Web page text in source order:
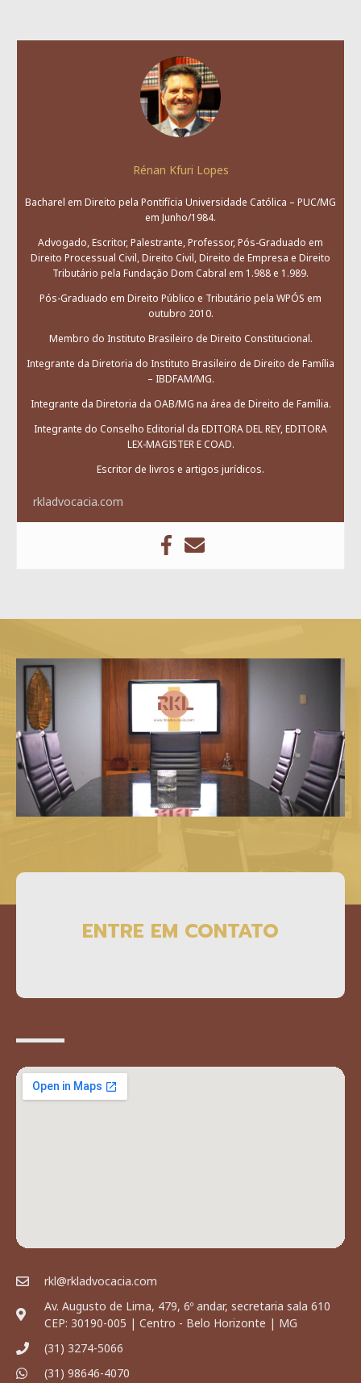
Rénan Kfuri Lopes
Bacharel em Direito pela Pontifícia Universidade Católica – PUC/MG
em Junho/1984.
Advogado, Escritor, Palestrante, Professor, Pós-Graduado em
Direito Processual Civil, Direito Civil, Direito de Empresa e Direito
Tributário pela Fundação Dom Cabral em 1.988 e 1.989.
Pós-Graduado em Direito Público e Tributário pela WPÓS em
outubro 2010.
Membro do Instituto Brasileiro de Direito Constitucional.
Integrante da Diretoria do Instituto Brasileiro de Direito de Família
– IBDFAM/MG.
Integrante da Diretoria da OAB/MG na área de Direito de Família.
Integrante do Conselho Editorial da EDITORA DEL REY, EDITORA
LEX-MAGISTER E COAD.
Escritor de livros e artigos jurídicos.
rkladvocacia.com
ENTRE EM CONTATO
rkl@rkladvocacia.com
Av. Augusto de Lima, 479, 6º andar, secretaria sala 610
CEP: 30190-005 | Centro - Belo Horizonte | MG
(31) 3274-5066
(31) 98646-4070